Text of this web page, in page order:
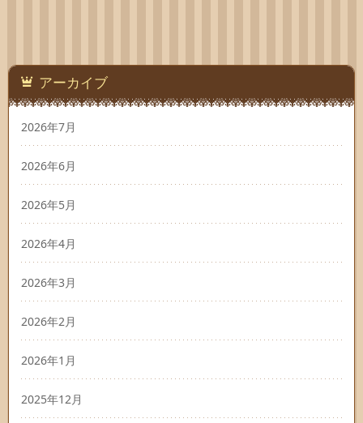
アーカイブ
2026年7月
2026年6月
2026年5月
2026年4月
2026年3月
2026年2月
2026年1月
2025年12月